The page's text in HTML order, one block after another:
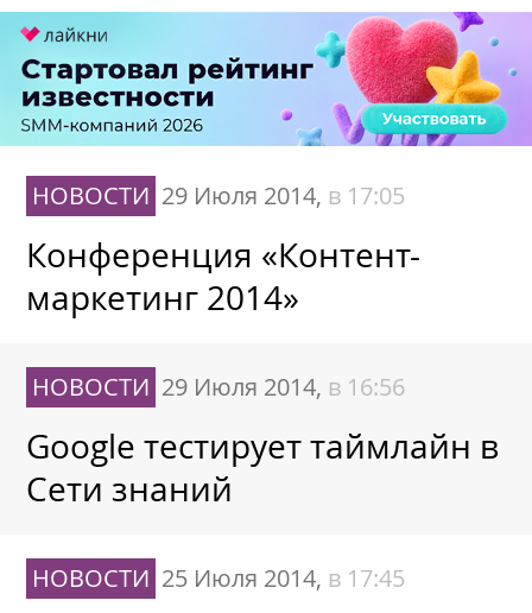
НОВОСТИ 29 Июля 2014, в 17:05
Конференция «Контент-
маркетинг 2014»
НОВОСТИ 29 Июля 2014, в 16:56
Google тестирует таймлайн в
Сети знаний
НОВОСТИ 25 Июля 2014, в 17:45